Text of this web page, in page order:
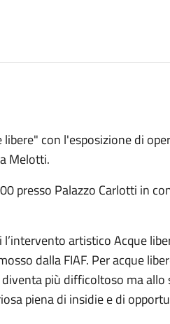
con l'esposizione di
Melotti.
presso Palazzo Carlotti in
artistico Acque
dalla FIAF. Per acque
più difficoltoso ma
piena di insidie e di